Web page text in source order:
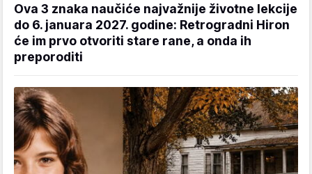
Ova 3 znaka naučiće najvažnije životne lekcije
do 6. januara 2027. godine: Retrogradni Hiron
će im prvo otvoriti stare rane, a onda ih
preporoditi